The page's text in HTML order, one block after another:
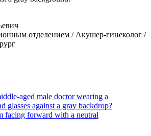
отделением / Акушер-гинеколог /